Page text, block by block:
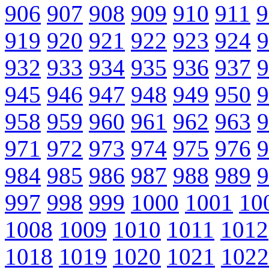
906 907 908 909 910 911
919 920 921 922 923 924
932 933 934 935 936 937
945 946 947 948 949 950
958 959 960 961 962 963
971 972 973 974 975 976
984 985 986 987 988 989
997 998 999 1000 1001
1008 1009 1010 1011 1012
1018 1019 1020 1021 1022